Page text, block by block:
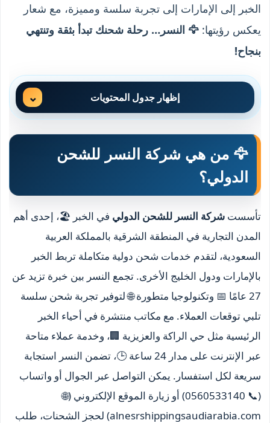
الخبر إلى الإمارات إلى تجربة سلسة ومميزة، مع شعار
يعكس رؤيتها: 🦅 النسر… رحلة شحنك تبدأ بثقة وتنتهي
بنجاح!
إظهار جدول المحتويات
🦅 من هي شركة النسر للشحن
الدولي؟
تأسست شركة النسر للشحن الدولي في الخبر 🏖️، إحدى أهم
المدن التجارية في المنطقة الشرقية بالمملكة العربية
السعودية، لتقدم خدمات شحن دولية متكاملة تربط الخبر
بالإمارات ودول الخليج الأخرى. تجمع النسر بين خبرة تزيد عن
27 عامًا 📅 وتكنولوجيا متطورة 🌐 لتوفير تجربة شحن سلسة
تلبي توقعات العملاء. مع مكاتب منتشرة في أحياء الخبر
الرئيسية مثل حي الراكة والعزيزية 🏢، وخدمة عملاء متاحة
عبر الإنترنت على مدار 24 ساعة 🕒، تضمن النسر استجابة
سريعة لكل استفسار. يمكن التواصل عبر الجوال أو واتساب
(📞 0560533140) أو زيارة الموقع الإلكتروني (🌐
alnesrshippingsaudiarabia.com) لحجز الشحنات، طلب